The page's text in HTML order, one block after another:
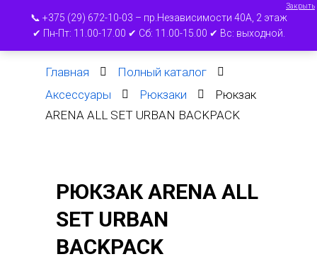
выхода
Главная
Полный каталог
Аксессуары
Рюкзаки
Рюкзак
ARENA ALL SET URBAN BACKPACK
РЮКЗАК ARENA ALL
SET URBAN
BACKPACK
📞 +375 (29) 672-10-03 – пр.Независимости 40А, 2 этаж
✔ Пн-Пт: 11.00-17.00 ✔ Сб: 11.00-15.00 ✔ Вс: выходной.
Закрыть